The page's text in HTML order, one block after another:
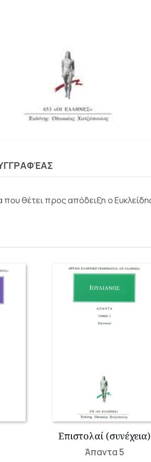
θέτει προς απόδειξη ο
Επιστολαί (συνέχεια)
Άπαντα 5